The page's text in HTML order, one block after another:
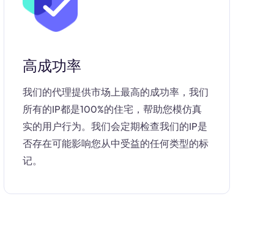
高成功率
我们的代理提供市场上最高的成功率，我们
所有的IP都是100%的住宅，帮助您模仿真
实的用户行为。我们会定期检查我们的IP是
否存在可能影响您从中受益的任何类型的标
记。